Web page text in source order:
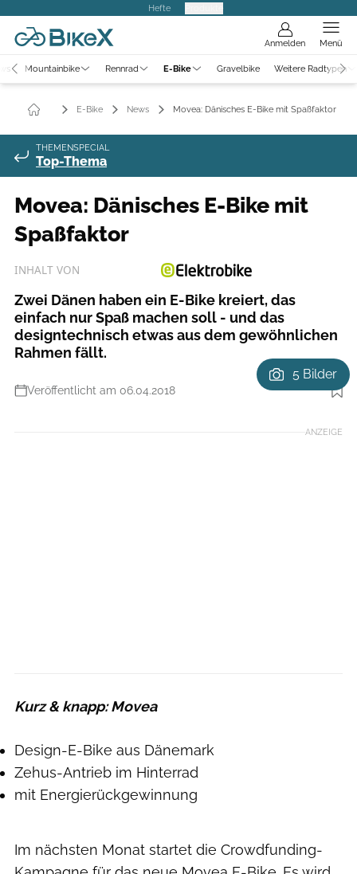
Hefte
Anmelden Menü
Mountainbike Rennrad E-Bike Gravelbike Weitere Radtypen
E-Bike News Movea: Dänisches E-Bike mit Spaßfaktor
THEMENSPECIAL
Top-Thema
Movea: Dänisches E-Bike mit
Spaßfaktor
INHALT VON
Zwei Dänen haben ein E-Bike kreiert, das
einfach nur Spaß machen soll - und das
designtechnisch etwas aus dem gewöhnlichen
Rahmen fällt.
Veröffentlicht am 06.04.2018
Foto: Movea
5 Bilder
ANZEIGE
Kurz & knapp: Movea
Design-E-Bike aus Dänemark
Zehus-Antrieb im Hinterrad
mit Energierückgewinnung
Im nächsten Monat startet die Crowdfunding-